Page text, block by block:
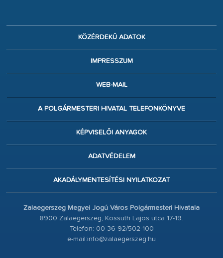
KÖZÉRDEKŰ ADATOK
IMPRESSZUM
WEB-MAIL
A POLGÁRMESTERI HIVATAL TELEFONKÖNYVE
KÉPVISELŐI ANYAGOK
ADATVÉDELEM
AKADÁLYMENTESÍTÉSI NYILATKOZAT
Zalaegerszeg Megyei Jogú Város Polgármesteri Hivatala
8900 Zalaegerszeg, Kossuth Lajos utca 17-19.
Telefon: 00 36 92/502-100
e-mail:info@zalaegerszeg.hu